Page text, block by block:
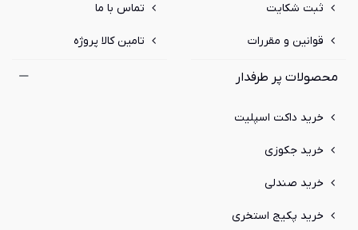
ثبت شکایت
قوانین و مقررات
تماس با ما
تامین کالا پروژه
محصولات پر طرفدار
خرید داکت اسپلیت
خرید جکوزی
خرید صندلی
خرید پکیج استخری